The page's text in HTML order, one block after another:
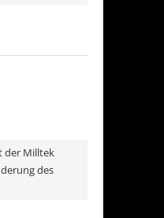
der Milltek
des